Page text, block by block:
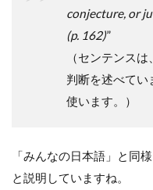
conjecture, or
(p. 162)”
（センテンス
判断を述べてい
使います。）
「みんなの日本語」と同
と説明していますね。